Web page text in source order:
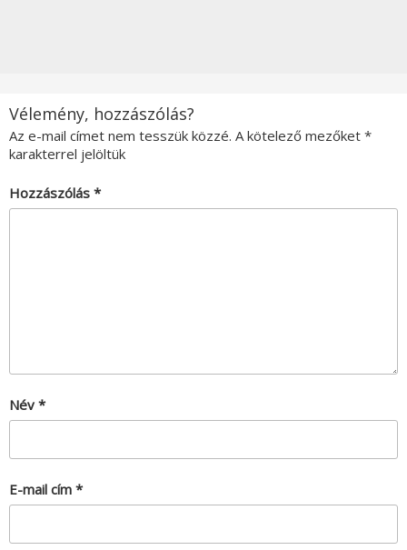
Vélemény, hozzászólás?
Az e-mail címet nem tesszük közzé. A kötelező mezőket *
karakterrel jelöltük
Hozzászólás *
Név *
E-mail cím *